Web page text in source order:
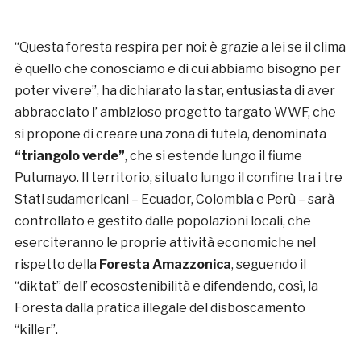
“Questa foresta respira per noi: è grazie a lei se il clima
è quello che conosciamo e di cui abbiamo bisogno per
poter vivere”, ha dichiarato la star, entusiasta di aver
abbracciato l’ ambizioso progetto targato WWF, che
si propone di creare una zona di tutela, denominata
“triangolo verde”, che si estende lungo il fiume
Putumayo. Il territorio, situato lungo il confine tra i tre
Stati sudamericani – Ecuador, Colombia e Perù – sarà
controllato e gestito dalle popolazioni locali, che
eserciteranno le proprie attività economiche nel
rispetto della Foresta Amazzonica, seguendo il
“diktat” dell’ ecosostenibilità e difendendo, così, la
Foresta dalla pratica illegale del disboscamento
“killer”.